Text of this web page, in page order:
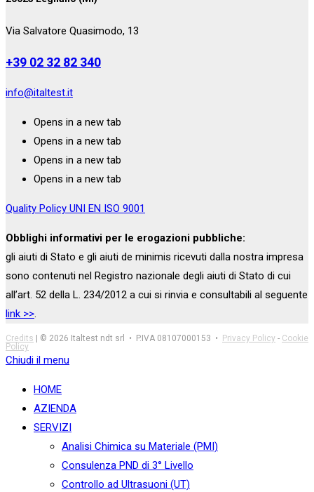
Via Salvatore Quasimodo, 13
+39 02 32 82 340
info@italtest.it
Opens in a new tab
Opens in a new tab
Opens in a new tab
Opens in a new tab
Quality Policy UNI EN ISO 9001
Obblighi informativi per le erogazioni pubbliche:
gli aiuti di Stato e gli aiuti de minimis ricevuti dalla nostra impresa
sono contenuti nel Registro nazionale degli aiuti di Stato di cui
all’art. 52 della L. 234/2012 a cui si rinvia e consultabili al seguente
link >>.
Credits | © 2026 Italtest ndt srl • P.IVA 08107000153 • Privacy Policy - Cookie
Policy
Chiudi il menu
HOME
AZIENDA
SERVIZI
Analisi Chimica su Materiale (PMI)
Consulenza PND di 3° Livello
Controllo ad Ultrasuoni (UT)